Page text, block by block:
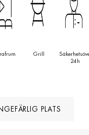
Grill
24h
PLATS